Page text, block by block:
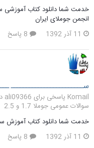
خدمت شما دانلود کتاب آموزشی
انجمن جوملای ایران
11 آذر 1392
ســــــــــــــــــــــــ
Komail پاسخی برای ali09366 در یک موضوع ارسال کرد در
سوالات عمومی جوملا 1.7 و 2.5
خدمت شما دانلود کتاب آموزش
11 آذر 1392